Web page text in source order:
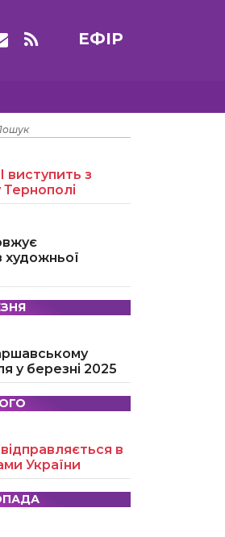
ЕФІР
виступить з
художньої
у березні 2025
в
України